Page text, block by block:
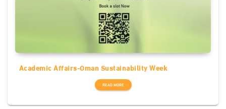
Academic Affairs-Oman Sustainability Week
READ MORE